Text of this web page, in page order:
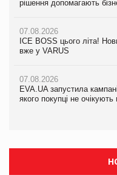
рішення допомагають
07.08.2026
ICE BOSS цього літа!
вже у VARUS
07.08.2026
EVA.UA запустила
якого покупці не
EVA.UA запустила
06.08.2026
Смачна новинка для
05.08.2026
Мережа супермаркетів
Продажі Hugo Boss впали